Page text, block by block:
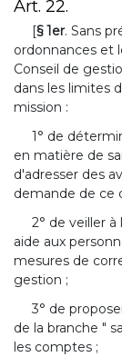
Art. 22.
[§ 1er. Sans
ordonnances et
Conseil de
dans les limites
mission :
1° de
en matière de
d'adresser des
demande de ce
2° de veiller
aide aux
mesures de
gestion ;
3° de
de la branche "
les comptes ;